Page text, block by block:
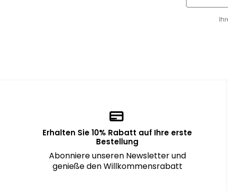
Erhalten Sie 10% Rabatt auf Ihre erste
Bestellung
Abonniere unseren Newsletter und
genieße den Willkommensrabatt